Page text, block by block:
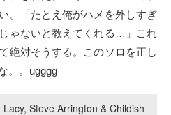
。「たとえ俺がハメを外しすぎ
ゃないと教えてくれる…」これ
絶対そうする。このソロを正し
。。ugggg
Lacy, Steve Arrington & Childish